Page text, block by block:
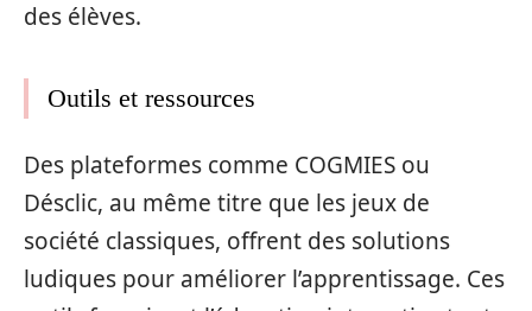
des élèves.
Outils et ressources
Des plateformes comme COGMIES ou
Désclic, au même titre que les jeux de
société classiques, offrent des solutions
ludiques pour améliorer l’apprentissage. Ces